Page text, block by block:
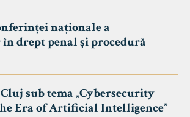
naționale a
drept penal și procedură
sub tema „Cybersecurity
Era of Artificial Intelligence”